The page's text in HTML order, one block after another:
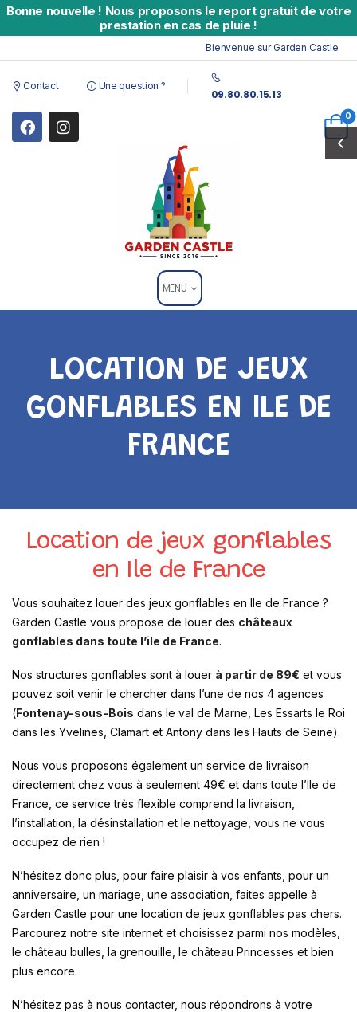
Bonne nouvelle ! Nous proposons le report gratuit de votre
prestation en cas de pluie !
Bienvenue sur Garden Castle -
Contact Une question ?
09.80.80.15.13
0
MENU
LOCATION DE JEUX
GONFLABLES EN ILE DE
FRANCE
Location de jeux gonflables
en Ile de France
Vous souhaitez louer des jeux gonflables en Ile de France ?
Garden Castle vous propose de louer des châteaux
gonflables dans toute l’ile de France.
Nos structures gonflables sont à louer à partir de 89€ et vous
pouvez soit venir le chercher dans l’une de nos 4 agences
(Fontenay-sous-Bois dans le val de Marne, Les Essarts le Roi
dans les Yvelines, Clamart et Antony dans les Hauts de Seine).
Nous vous proposons également un service de livraison
directement chez vous à seulement 49€ et dans toute l’Ile de
France, ce service très flexible comprend la livraison,
l’installation, la désinstallation et le nettoyage, vous ne vous
occupez de rien !
N’hésitez donc plus, pour faire plaisir à vos enfants, pour un
anniversaire, un mariage, une association, faites appelle à
Garden Castle pour une location de jeux gonflables pas chers.
Parcourez notre site internet et choisissez parmi nos modèles,
le château bulles, la grenouille, le château Princesses et bien
plus encore.
N’hésitez pas à nous contacter, nous répondrons à votre